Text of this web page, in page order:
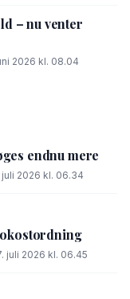
– nu venter
2026 kl. 08.04
endnu mere
2026 kl. 06.34
juli 2026 kl. 06.45